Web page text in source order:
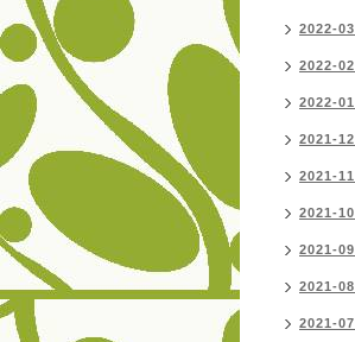
2022-03
2022-02
2022-01
2021-12
2021-11
2021-10
2021-09
2021-08
2021-07